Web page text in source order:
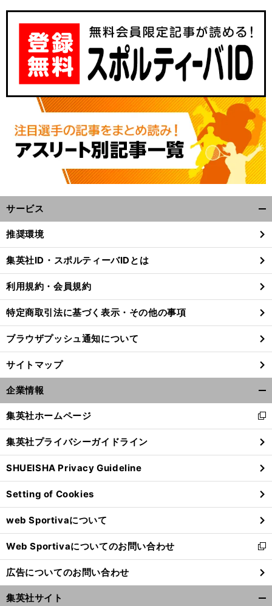
ロ野球
緒方孝市がセ
リーグの順位を予想
チーム力が増して上位にきそうなチームは
サービス
閉
る
推奨環境
集英社ID・スポルティーバIDとは
利用規約・会員規約
特定商取引法に基づく表示・その他の事項
ブラウザプッシュ通知について
サイトマップ
企業情報
閉
る
集英社ホームページ
新
し
い
ウ
ィ
ン
ド
ウ
で
開
く
集英社プライバシーガイドライン
SHUEISHA Privacy Guideline
Setting of Cookies
web Sportivaについて
Web Sportivaについてのお問い合わせ
新
し
い
ウ
ィ
広告についてのお問い合わせ
集英社サイト